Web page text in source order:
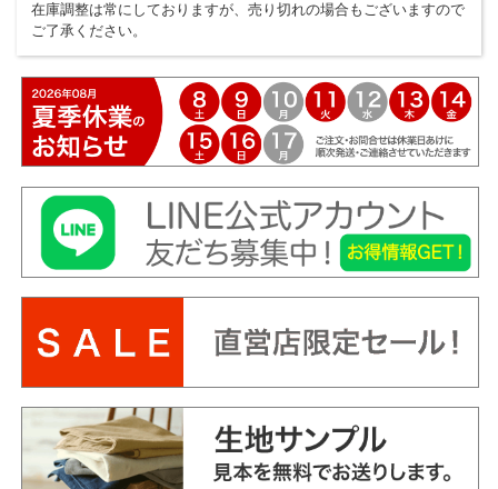
在庫調整は常にしておりますが、売り切れの場合もございますので
ご了承ください。